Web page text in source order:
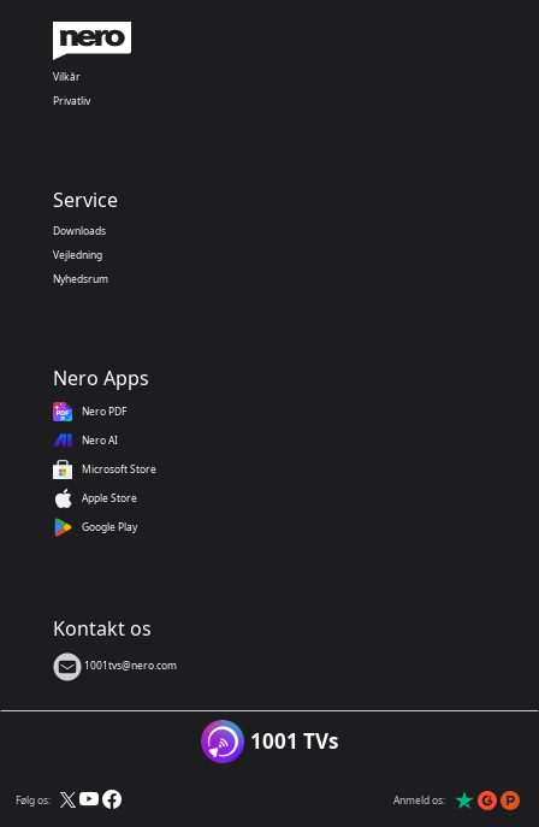
Vilkår
Privatliv
Service
Downloads
Vejledning
Nyhedsrum
Nero Apps
Nero PDF
Nero AI
Microsoft Store
Apple Store
Google Play
Kontakt os
1001tvs@nero.com
1001 TVs
Følg os: Anmeld os: